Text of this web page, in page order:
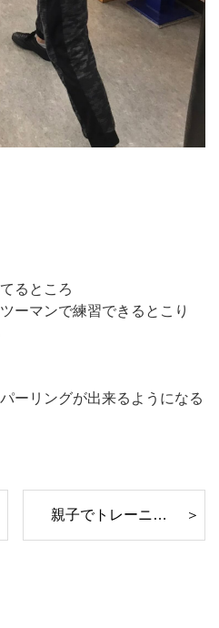
るところ
ーマンで練習できるとこり
ーリングが出来るようになる
親子でトレーニング